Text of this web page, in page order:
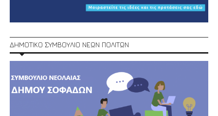
ΔΗΜΟΤΙΚΟ ΣΥΜΒΟΥΛΙΟ ΝΕΩΝ ΠΟΛΙΤΩΝ